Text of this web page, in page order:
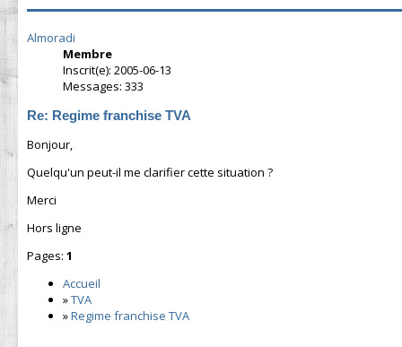
Almoradi
Membre
Inscrit(e): 2005-06-13
Messages: 333
Re: Regime franchise TVA
Bonjour,
Quelqu'un peut-il me clarifier cette situation ?
Merci
Hors ligne
Pages: 1
Accueil
»TVA
»Regime franchise TVA